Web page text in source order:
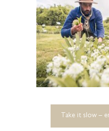
Take it slow –